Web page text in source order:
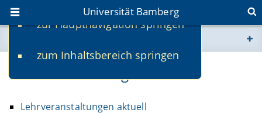
zur Hauptnavigation springen
zum Inhaltsbereich springen
Universität Bamberg
www.uni-bamberg.de
Lehrveranstaltungen
Lehrveranstaltungen aktuell